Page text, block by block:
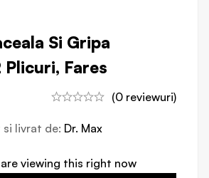
Si Gripa
Plicuri, Fares
(0 reviewuri)
si livrat de: Dr. Max
viewing this right now